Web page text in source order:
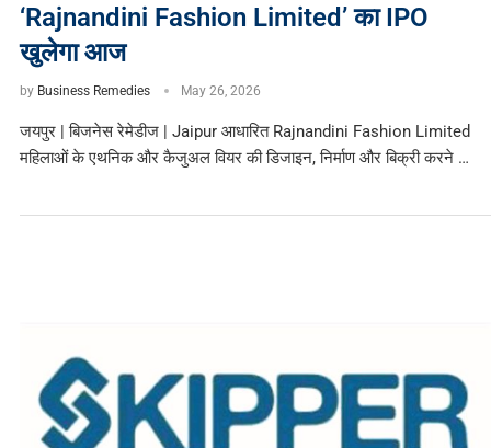
‘Rajnandini Fashion Limited’ का IPO
खुलेगा आज
by Business Remedies May 26, 2026
जयपुर | बिजनेस रेमेडीज | Jaipur आधारित Rajnandini Fashion Limited
महिलाओं के एथनिक और कैजुअल वियर की डिजाइन, निर्माण और बिक्री करने …